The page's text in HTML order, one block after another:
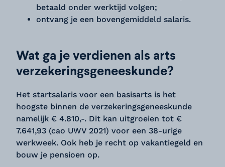
betaald onder werktijd volgen;
ontvang je een bovengemiddeld salaris.
Wat ga je verdienen als arts
verzekeringsgeneeskunde?
Het startsalaris voor een basisarts is het
hoogste binnen de verzekeringsgeneeskunde
namelijk € 4.810,-. Dit kan uitgroeien tot €
7.641,93 (cao UWV 2021) voor een 38-urige
werkweek. Ook heb je recht op vakantiegeld en
bouw je pensioen op.